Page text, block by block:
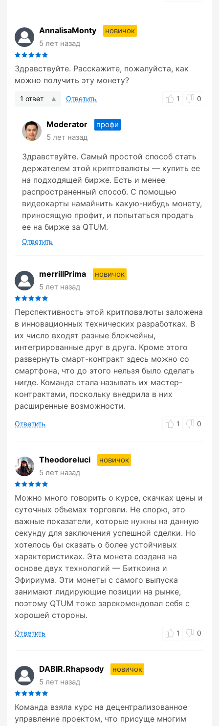
AnnalisaMonty
новичок
5 лет назад
Здравствуйте. Расскажите, пожалуйста, как
можно получить эту монету?
1 ответ Ответить 1 0
Moderator
профи
5 лет назад
Здравствуйте. Самый простой способ стать
держателем этой криптовалюты — купить ее
на подходящей бирже. Есть и менее
распространенный способ. С помощью
видеокарты намайнить какую-нибудь монету,
приносящую профит, и попытаться продать
ее на бирже за QTUM.
Ответить
merrillPrima
новичок
5 лет назад
Перспективность этой критповалюты заложена
в инновационных технических разработках. В
их число входят разные блокчейны,
интегрированные друг в друга. Кроме этого
развернуть смарт-контракт здесь можно со
смартфона, что до этого нельзя было сделать
нигде. Команда стала называть их мастер-
контрактами, поскольку внедрила в них
расширенные возможности.
Ответить 1 0
Theodoreluci
новичок
5 лет назад
Можно много говорить о курсе, скачках цены и
суточных объемах торговли. Не спорю, это
важные показатели, которые нужны на данную
секунду для заключения успешной сделки. Но
хотелось бы сказать о более устойчивых
характеристиках. Эта монета создана на
основе двух технологий — Биткоина и
Эфириума. Эти монеты с самого выпуска
занимают лидирующие позиции на рынке,
поэтому QTUM тоже зарекомендовал себя с
хорошей стороны.
Ответить 1 0
DABIR.Rhapsody
новичок
5 лет назад
Команда взяла курс на децентрализованное
управление проектом, что присуще многим